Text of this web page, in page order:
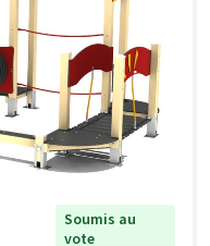
Soumis au
vote